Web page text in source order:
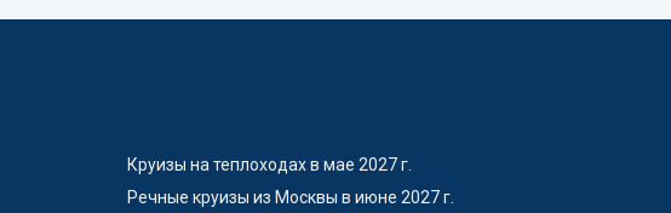
Круизы на теплоходах в мае 2027 г.
Речные круизы из Москвы в июне 2027 г.